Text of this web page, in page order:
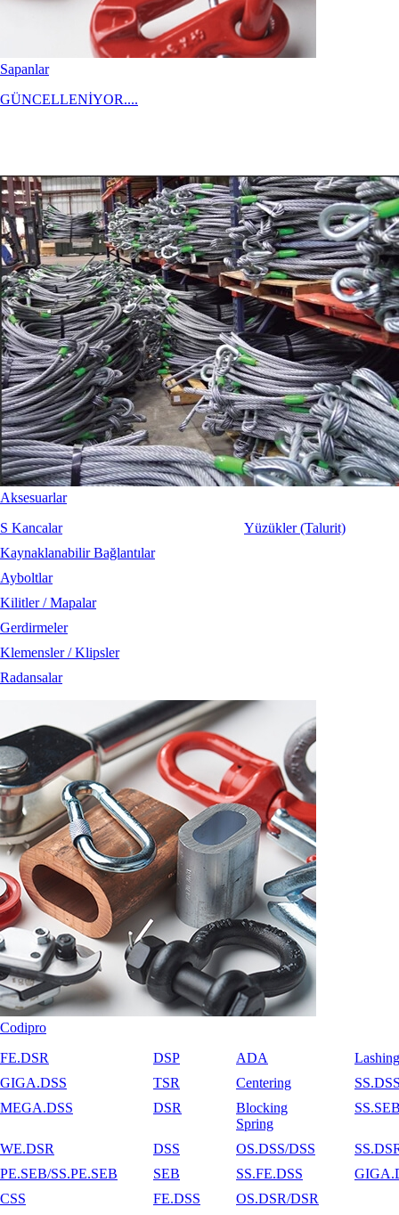
Sapanlar
GÜNCELLENİYOR....
Aksesuarlar
S Kancalar
Kaynaklanabilir Bağlantılar
Ayboltlar
Kilitler / Mapalar
Gerdirmeler
Klemensler / Klipsler
Radansalar
Yüzükler (Talurit)
Codipro
FE.DSR
GIGA.DSS
MEGA.DSS
WE.DSR
PE.SEB/SS.PE.SEB
CSS
DSP
TSR
DSR
DSS
SEB
FE.DSS
ADA
Centering
Blocking
Spring
OS.DSS/DSS
SS.FE.DSS
OS.DSR/DSR
Lashing